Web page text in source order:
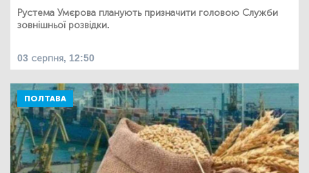
Рустема Умєрова планують призначити головою Служби
зовнішньої розвідки.
03 серпня, 12:50
ПОЛТАВА